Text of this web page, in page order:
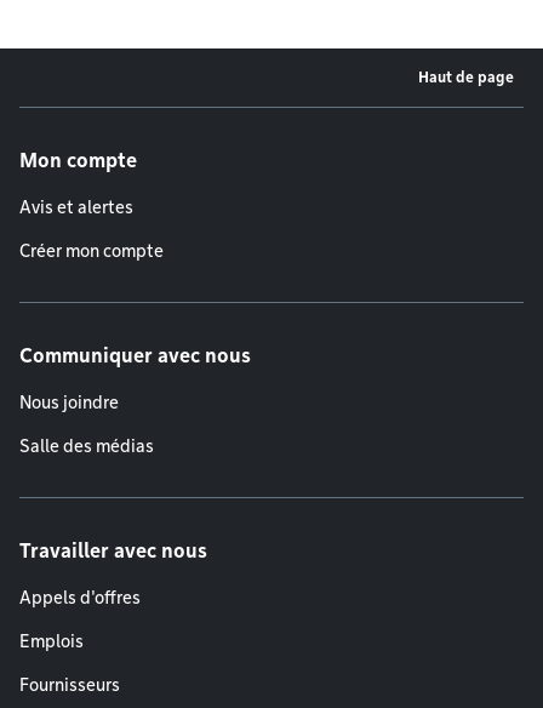
Haut de page
Mon compte
Avis et alertes
Créer mon compte
Communiquer avec nous
Nous joindre
Salle des médias
Travailler avec nous
Appels d'offres
Emplois
Fournisseurs